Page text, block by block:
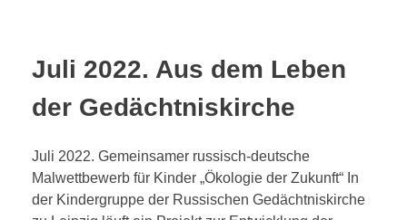
Juli 2022. Aus dem Leben
der Gedächtniskirche
Juli 2022. Gemeinsamer russisch-deutsche
Malwettbewerb für Kinder „Ökologie der Zukunft“ In
der Kindergruppe der Russischen Gedächtniskirche